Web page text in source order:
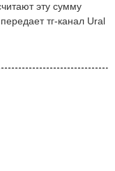
эту сумму
тг-канал Ural